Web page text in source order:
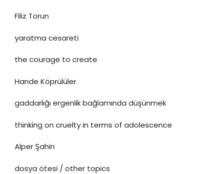
Filiz Torun
yaratma cesareti
the courage to create
Hande Köprülüler
gaddarlığı ergenlik bağlamında düşünmek
thinking on cruelty in terms of adolescence
Alper Şahin
dosya ötesi / other topics